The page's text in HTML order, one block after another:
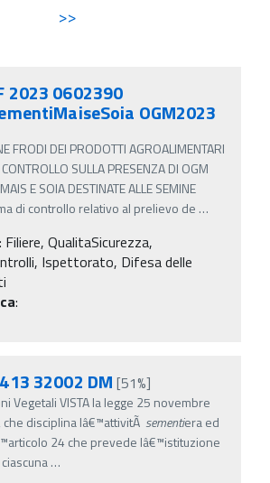
>>
2023 0602390
OGM2023
FRODI DEI PRODOTTI AGROALIMENTARI
SULLA PRESENZA DI OGM
E SOIA DESTINATE ALLE SEMINE
di controllo relativo al prelievo de …
: Filiere, QualitaSicurezza,
Ispettorato, Difesa delle
:
32002 DM [51%]
Vegetali VISTA la legge 25 novembre
disciplina lâ€™attivitÃ sementiera ed
24 che prevede lâ€™istituzione
…